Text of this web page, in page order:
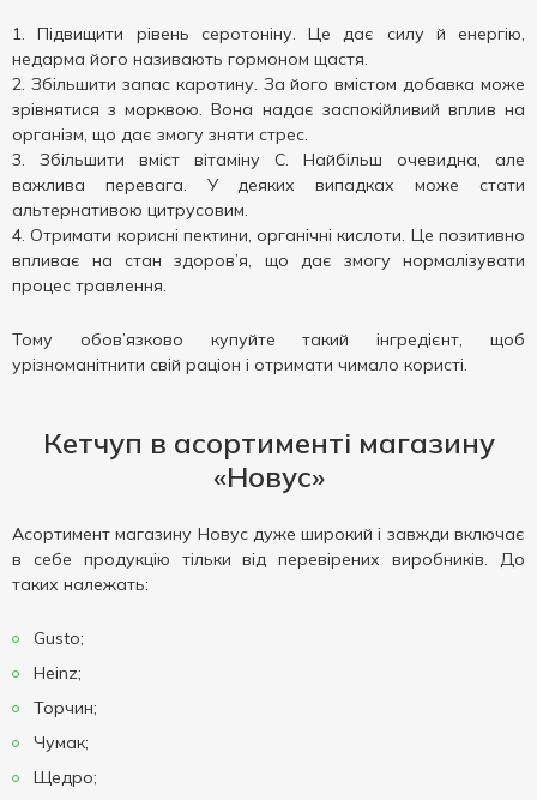
Підвищити рівень серотоніну. Це дає силу й енергію,
недарма його називають гормоном щастя.
Збільшити запас каротину. За його вмістом добавка може
зрівнятися з морквою. Вона надає заспокійливий вплив на
організм, що дає змогу зняти стрес.
Збільшити вміст вітаміну С. Найбільш очевидна, але
важлива перевага. У деяких випадках може стати
альтернативою цитрусовим.
Отримати корисні пектини, органічні кислоти. Це позитивно
впливає на стан здоров’я, що дає змогу нормалізувати
процес травлення.
Тому обов’язково купуйте такий інгредієнт, щоб
урізноманітнити свій раціон і отримати чимало користі.
Кетчуп в асортименті магазину
«Новус»
Асортимент магазину Новус дуже широкий і завжди включає
в себе продукцію тільки від перевірених виробників. До
таких належать:
Gusto;
Heinz;
Торчин;
Чумак;
Щедро;